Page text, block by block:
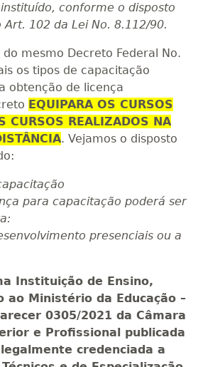
conforme o disposto
Art. 102 da Lei No. 8.112/90.
do mesmo Decreto Federal No.
os tipos de capacitação
obtenção de licença
EQUIPARA OS CURSOS
CURSOS REALIZADOS NA
. Vejamos o disposto
para capacitação poderá ser
presenciais ou a
Instituição de Ensino,
ao Ministério da Educação –
0305/2021 da Câmara
e Profissional publicada
legalmente credenciada a